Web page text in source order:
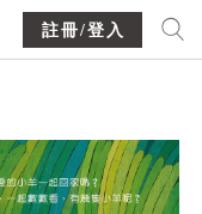
註冊/登入